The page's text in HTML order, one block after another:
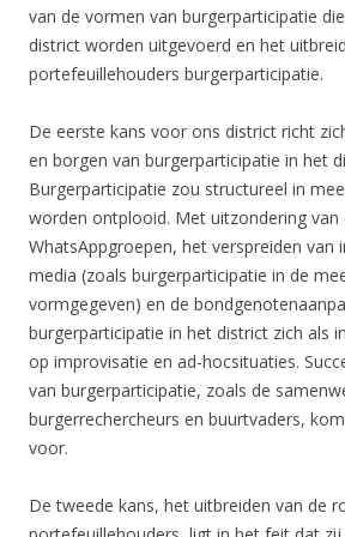
van de vormen van burgerparticipatie
district worden uitgevoerd en het
portefeuillehouders burgerparticipatie.
De eerste kans voor ons district richt
en borgen van burgerparticipatie in het
Burgerparticipatie zou structureel in
worden ontplooid. Met uitzondering van
WhatsAppgroepen, het verspreiden van
media (zoals burgerparticipatie in de
vormgegeven) en de
burgerparticipatie in het district zich als
op improvisatie en ad-hocsituaties.
van burgerparticipatie, zoals de
burgerrechercheurs en buurtvaders,
voor.
De tweede kans, het uitbreiden van de